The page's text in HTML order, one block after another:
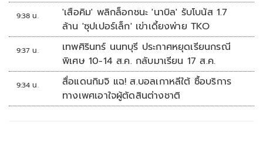
9:38 น.
'เสือคิม' พลิกล็อกชนะ 'นาบิล' รับโบนัส 1.7
ล้าน 'ซุปเปอร์เล็ก' เข่าเดี้ยงพ่าย TKO
9:37 น.
เทพศิรินทร์ นนทบุรี ประกาศหยุดเรียนกรณี
พิเศษ 10-14 ส.ค. กลับมาเรียน 17 ส.ค.
9:34 น.
สื่อแดนกิมจิ แฉ! ส.บอลเกาหลีใต้ ซื้อบริการ
ทางเพศเอาใจผู้ตัดสินต่างชาติ